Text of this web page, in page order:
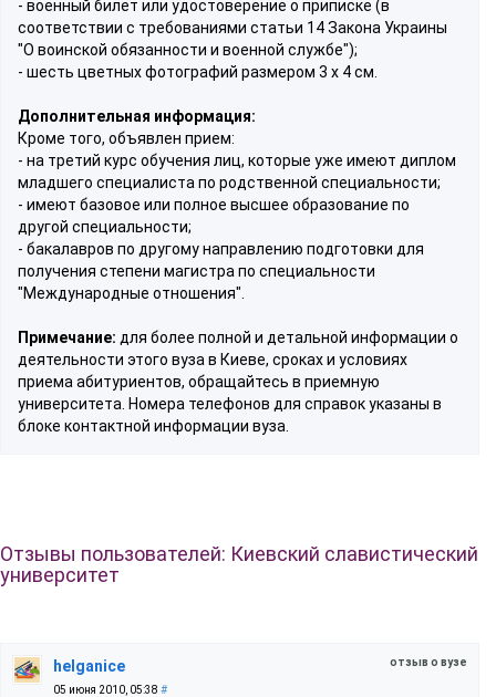
- военный билет или удостоверение о приписке (в
соответствии с требованиями статьи 14 Закона Украины
"О воинской обязанности и военной службе");
- шесть цветных фотографий размером 3 х 4 см.
Дополнительная информация:
Кроме того, объявлен прием:
- на третий курс обучения лиц, которые уже имеют диплом
младшего специалиста по родственной специальности;
- имеют базовое или полное высшее образование по
другой специальности;
- бакалавров по другому направлению подготовки для
получения степени магистра по специальности
"Международные отношения".
Примечание: для более полной и детальной информации о
деятельности этого вуза в Киеве, сроках и условиях
приема абитуриентов, обращайтесь в приемную
университета. Номера телефонов для справок указаны в
блоке контактной информации вуза.
Отзывы пользователей: Киевский славистический
университет
отзыв о вузе
helganice
05 июня 2010, 05:38 #